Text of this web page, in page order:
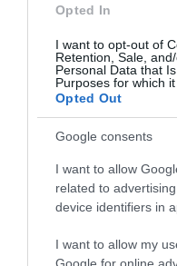
Opted In
I want to opt-out of
Retention, Sale,
Personal Data that
Purposes for which it
Opted Out
Google consents
I want to allow
related to
device identifiers in
I want to allow my
Google for online
Spagna